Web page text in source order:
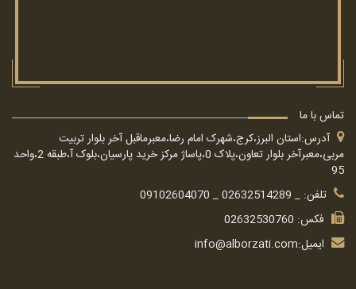
تماس با ما
آدرس:استان البرز،کرج،شهرک امام رضا،معبرماقبل آخر بلوار تربیت
مربی،معبرآخر بلوار تعاون،پلاک 0،پاساژ مرکز خرید پارسیان،بلوک آ،طبقه 2،واحد
95
تلفن: _ 02632514289 _ 09102604070
فکس: 02632530760
ایمیل:info@alborzati.com